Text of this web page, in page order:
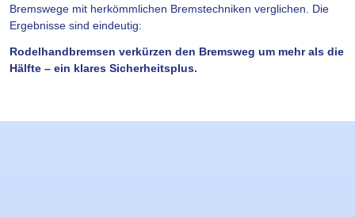
Bremswege mit herkömmlichen Bremstechniken verglichen. Die
Ergebnisse sind eindeutig:
Rodelhandbremsen verkürzen den Bremsweg um mehr als die
Hälfte – ein klares Sicherheitsplus.